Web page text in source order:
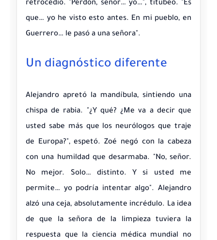
retrocedió. "Perdón, señor… yo…", titubeó. "Es
que… yo he visto esto antes. En mi pueblo, en
Guerrero… le pasó a una señora".
Un diagnóstico diferente
Alejandro apretó la mandíbula, sintiendo una
chispa de rabia. "¿Y qué? ¿Me va a decir que
usted sabe más que los neurólogos que traje
de Europa?", espetó. Zoé negó con la cabeza
con una humildad que desarmaba. "No, señor.
No mejor. Solo… distinto. Y si usted me
permite… yo podría intentar algo". Alejandro
alzó una ceja, absolutamente incrédulo. La idea
de que la señora de la limpieza tuviera la
respuesta que la ciencia médica mundial no